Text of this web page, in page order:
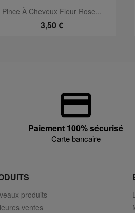
Aperçu rapide
Pince À Cheveux Fleur Rose...
3,50 €
Paiement 100% sécurisé
Carte bancaire
produits
ventes